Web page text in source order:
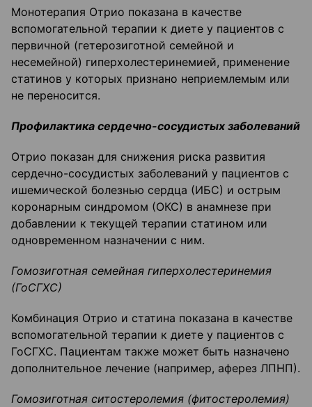
Монотерапия Отрио показана в качестве
вспомогательной терапии к диете у пациентов с
первичной (гетерозиготной семейной и
несемейной) гиперхолестеринемией, применение
статинов у которых признано неприемлемым или
не переносится.
Профилактика сердечно-сосудистых заболеваний
Отрио показан для снижения риска развития
сердечно-сосудистых заболеваний у пациентов с
ишемической болезнью сердца (ИБС) и острым
коронарным синдромом (ОКС) в анамнезе при
добавлении к текущей терапии статином или
одновременном назначении с ним.
Гомозиготная семейная гиперхолестеринемия
(ГоСГХС)
Комбинация Отрио и статина показана в качестве
вспомогательной терапии к диете у пациентов с
ГоСГХС. Пациентам также может быть назначено
дополнительное лечение (например, аферез ЛПНП).
Гомозиготная ситостеролемия (фитостеролемия)